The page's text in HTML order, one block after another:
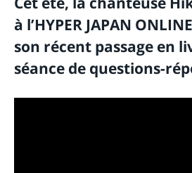
à l’HYPER JAPAN
son récent passage en
séance de questions-